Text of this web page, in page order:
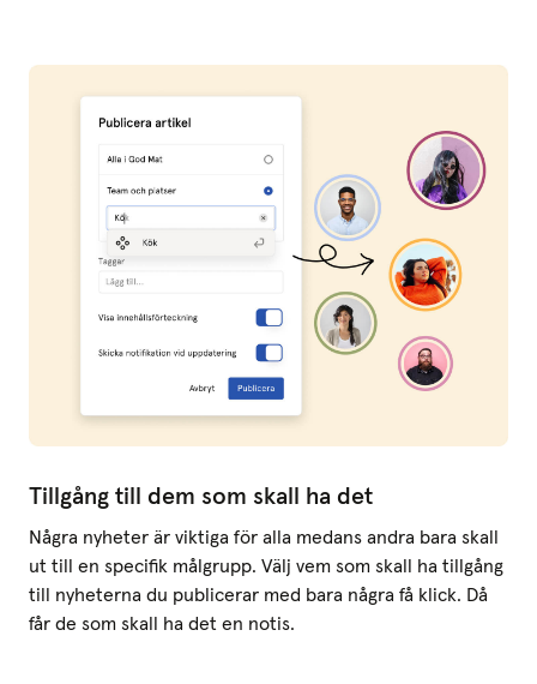
Tillgång till dem som skall ha det
Några nyheter är viktiga för alla medans andra bara skall
ut till en specifik målgrupp. Välj vem som skall ha tillgång
till nyheterna du publicerar med bara några få klick. Då
får de som skall ha det en notis.